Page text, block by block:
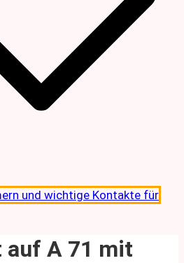
und wichtige Kontakte für
A 71 mit